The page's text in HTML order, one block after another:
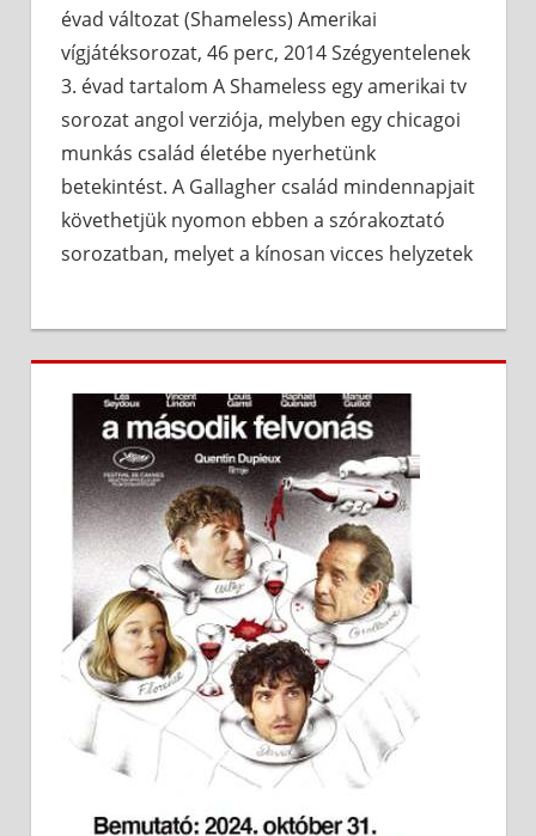
évad változat (Shameless) Amerikai
vígjátéksorozat, 46 perc, 2014 Szégyentelenek
3. évad tartalom A Shameless egy amerikai tv
sorozat angol verziója, melyben egy chicagoi
munkás család életébe nyerhetünk
betekintést. A Gallagher család mindennapjait
követhetjük nyomon ebben a szórakoztató
sorozatban, melyet a kínosan vicces helyzetek